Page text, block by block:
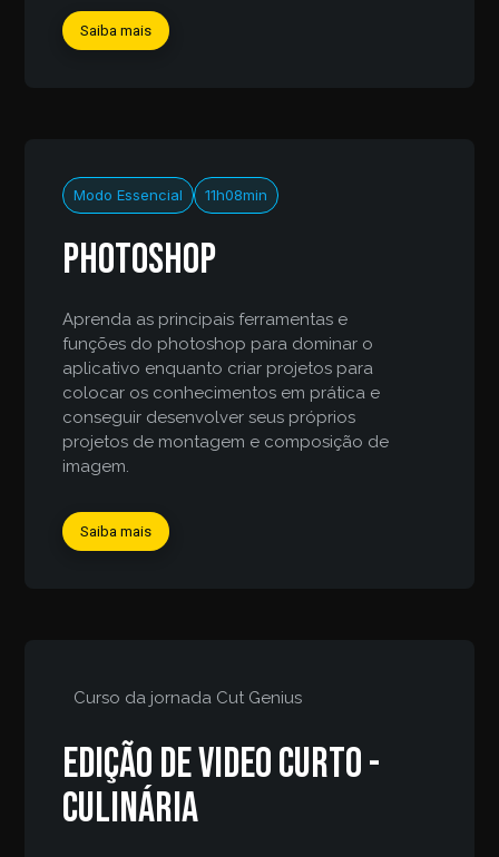
Saiba mais
Modo Essencial 11h08min
Photoshop
Aprenda as principais ferramentas e
funções do photoshop para dominar o
aplicativo enquanto criar projetos para
colocar os conhecimentos em prática e
conseguir desenvolver seus próprios
projetos de montagem e composição de
imagem.
Saiba mais
Curso da jornada Cut Genius
Edição de video curto -
culinária